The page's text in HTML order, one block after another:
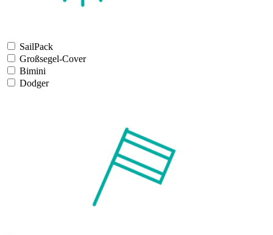
SailPack
Großsegel-Cover
Bimini
Dodger